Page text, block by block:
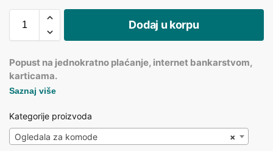
Dodaj u korpu
Popust na jednokratno plaćanje, internet bankarstvom,
karticama.
Saznaj više
Kategorije proizvoda
×
Ogledala za komode